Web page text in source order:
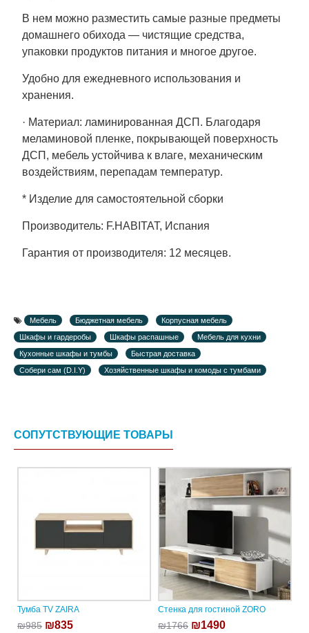
В нем можно разместить самые разные предметы
домашнего обихода — чистящие средства,
упаковки продуктов питания и многое другое.
Удобно для ежедневного использования и
хранения.
· Материал: ламинированная ДСП. Благодаря
меламиновой пленке, покрывающей поверхность
ДСП, мебель устойчива к влаге, механическим
воздействиям, перепадам температур.
* Изделие для самостоятельной сборки
Производитель: F.HABITAT, Испания
Гарантия от производителя: 12 месяцев.
Мебель Бюджетная мебель
Корпусная мебель
Шкафы и гардеробы
Шкафы распашные
Мебель для кухни
Кухонные шкафы и тумбы
Быстрая доставка
Собери сам (D.I.Y)
Хозяйственные шкафы и комоды с тумбами
СОПУТСТВУЮЩИЕ ТОВАРЫ
Тумба TV ZAIRA
₪985 ₪835
Стенка для гостиной ZORO
₪1766 ₪1490